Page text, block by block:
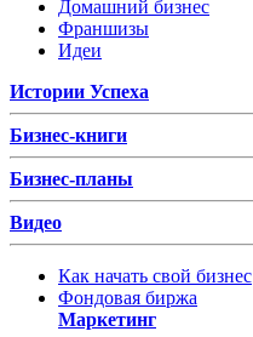
Домашний бизнес
Франшизы
Идеи
Истории Успеха
Бизнес-книги
Бизнес-планы
Видео
Как начать свой бизнес
Фондовая биржа
Маркетинг